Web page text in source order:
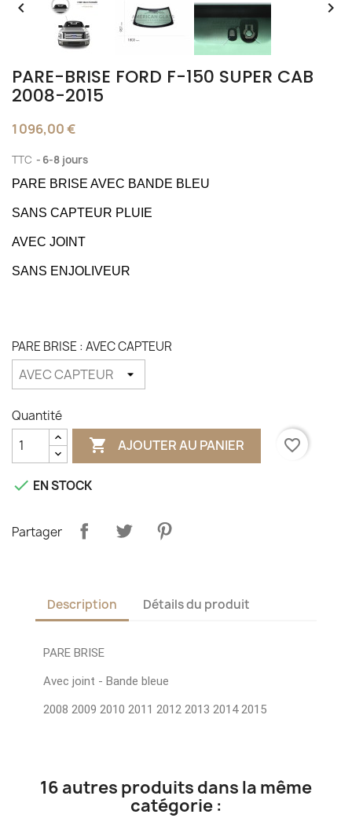
 
PARE-BRISE FORD F-150 SUPER CAB
2008-2015
1 096,00 €
TTC 6-8 jours
PARE BRISE AVEC BANDE BLEU
SANS CAPTEUR PLUIE
AVEC JOINT
SANS ENJOLIVEUR
PARE BRISE : AVEC CAPTEUR
Quantité
 AJOUTER AU PANIER favorite_border
 EN STOCK
Partager
Description Détails du produit
PARE BRISE
Avec joint - Bande bleue
2008 2009 2010 2011 2012 2013 2014 2015
16 autres produits dans la même
catégorie :